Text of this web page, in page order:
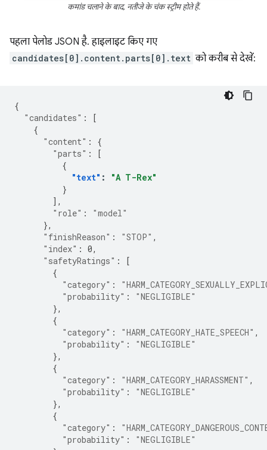
कमांड चलाने के बाद, नतीजे के चंक स्ट्रीम होते हैं.
पहला पेलोड JSON है. हाइलाइट किए गए
candidates[0].content.parts[0].text को करीब से देखें:
{
"candidates" :
[
{
"content" :
{
"parts" :
[
{
"text" :
"A T-Rex"
}
],
"role" :
"model"
},
"finishReason" : "STOP" ,
"index" : 0,
"safetyRatings" :
[
{
"category" :
"probability" :
"NEGLIGIBLE"
},
{
"category" : "HARM_CATEGORY_HATE_SPEECH" ,
"probability" :
"NEGLIGIBLE"
},
{
"category" : "HARM_CATEGORY_HARASSMENT" ,
"probability" :
"NEGLIGIBLE"
},
{
"category" :
"probability" :
"NEGLIGIBLE"